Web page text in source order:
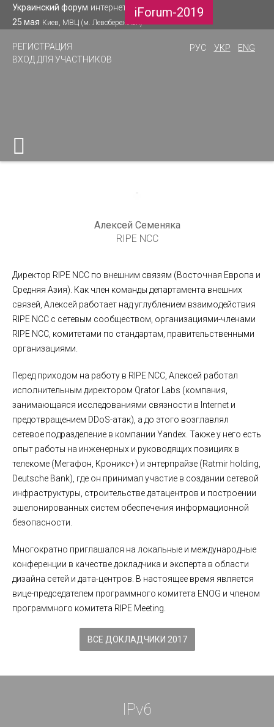
Украинский форум интернет-деятелей
25 мая Киев, МВЦ (м. Левобережная)
РУС УКР ENG
РЕГИСТРАЦИЯ
ВХОД ДЛЯ УЧАСТНИКОВ
Алексей Семеняка
RIPE NCC
Директор RIPE NCC по внешним связям (Восточная Европа и
Средняя Азия). Как член команды департамента внешних
связей, Алексей работает над углублением взаимодействия
RIPE NCC с сетевым сообществом, организациями-членами
RIPE NCC, комитетами по стандартам, правительственными
организациями.
Перед приходом на работу в RIPE NCC, Алексей работал
исполнительным директором Qrator Labs (компания,
занимающаяся исследованиями связности в Internet и
предотвращением DDoS-атак), а до этого возглавлял
сетевое подразделение в компании Yandex. Также у него есть
опыт работы на инженерных и руководящих позициях в
телекоме (Мегафон, Кроникс+) и энтерпрайзе (Ratmir holding,
Deutsche Bank), где он принимал участие в создании сетевой
инфраструктуры, строительстве датацентров и построении
эшелонированных систем обеспечения информационной
безопасности.
Многократно приглашался на локальные и международные
конференции в качестве докладчика и эксперта в области
дизайна сетей и дата-центров. В настоящее время является
вице-председателем программного комитета ENOG и членом
программного комитета RIPE Meeting.
ВСЕ ДОКЛАДЧИКИ 2017
IPv6
iForum-2019